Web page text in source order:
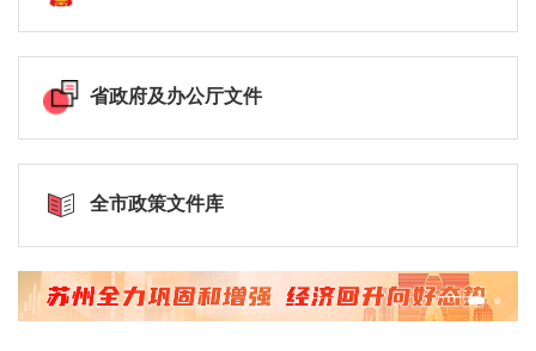
省政府及办公厅文件
全市政策文件库